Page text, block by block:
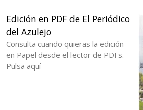
Edición en PDF de El Periódico
del Azulejo
Consulta cuando quieras la edición
en Papel desde el lector de PDFs.
Pulsa aquí